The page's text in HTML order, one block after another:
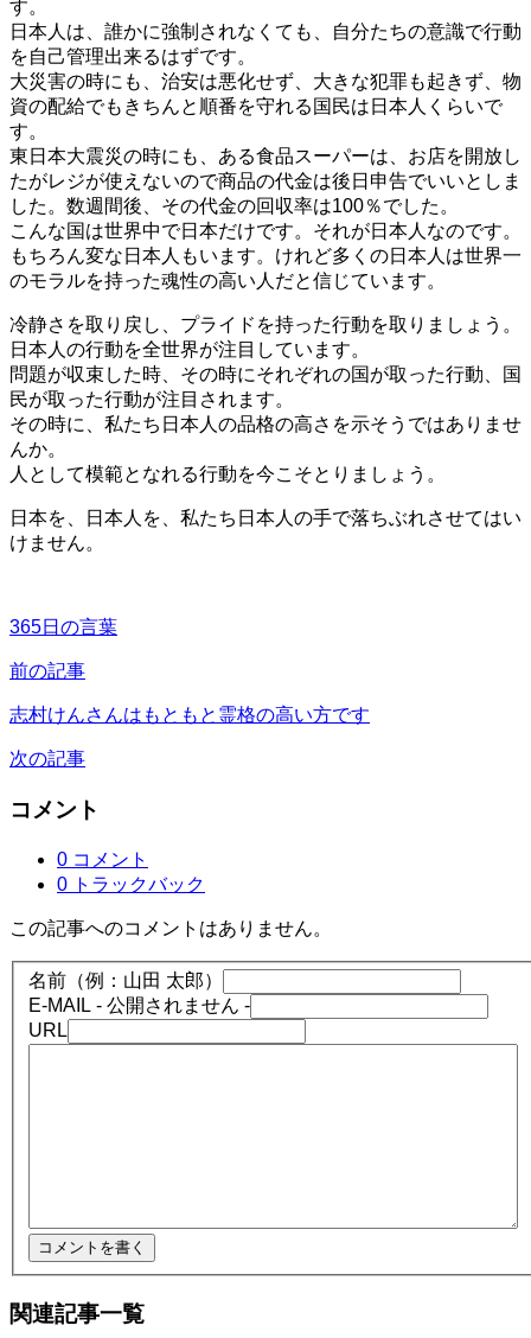
す。
日本人は、誰かに強制されなくても、自分たちの意識で行動
を自己管理出来るはずです。
大災害の時にも、治安は悪化せず、大きな犯罪も起きず、物
資の配給でもきちんと順番を守れる国民は日本人くらいで
す。
東日本大震災の時にも、ある食品スーパーは、お店を開放し
たがレジが使えないので商品の代金は後日申告でいいとしま
した。数週間後、その代金の回収率は100％でした。
こんな国は世界中で日本だけです。それが日本人なのです。
もちろん変な日本人もいます。けれど多くの日本人は世界一
のモラルを持った魂性の高い人だと信じています。
冷静さを取り戻し、プライドを持った行動を取りましょう。
日本人の行動を全世界が注目しています。
問題が収束した時、その時にそれぞれの国が取った行動、国
民が取った行動が注目されます。
その時に、私たち日本人の品格の高さを示そうではありませ
んか。
人として模範となれる行動を今こそとりましょう。
日本を、日本人を、私たち日本人の手で落ちぶれさせてはい
けません。
365日の言葉
前の記事
志村けんさんはもともと霊格の高い方です
次の記事
コメント
0 コメント
0 トラックバック
この記事へのコメントはありません。
名前（例：山田 太郎）
E-MAIL - 公開されません -
URL
関連記事一覧